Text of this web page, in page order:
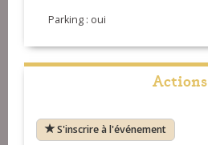
Parking : oui
Actions
S'inscrire à l'événement